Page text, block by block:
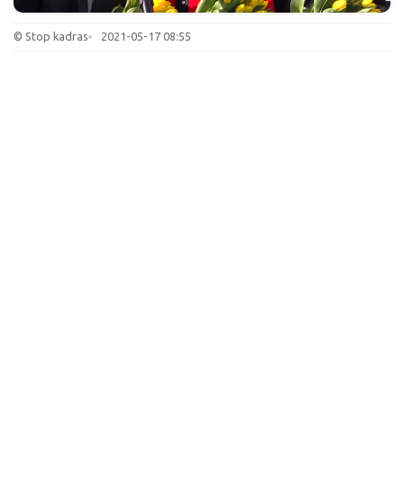
© Stop kadras 2021-05-17 08:55